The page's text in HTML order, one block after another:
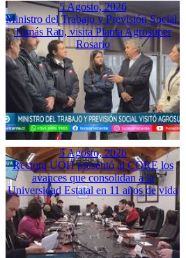
5 Agosto, 2026
Ministro del Trabajo y Previsión Social,
Tomás Rau, visita Planta Agrosuper
Rosario
5 Agosto, 2026
Rectora UOH presentó al CORE los
avances que consolidan a la
Universidad Estatal en 11 años de vida